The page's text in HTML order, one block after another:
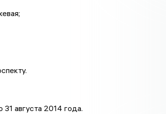
августа 2014 года.